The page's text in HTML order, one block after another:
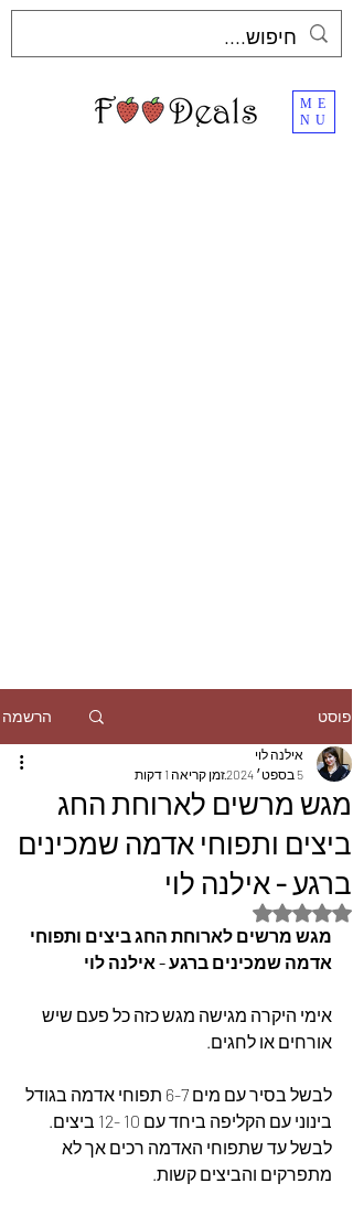
ME
NU
פוסט הרשמה
מגש מרשים לארוחת החג
ביצים ותפוחי אדמה שמכינים
ברגע - אילנה לוי
אילנה לוי
5 בספט׳ 2024
זמן קריאה 1 דקות
דירוג של NaN מתוך 5 כוכבים
מגש מרשים לארוחת החג ביצים ותפוחי
אדמה שמכינים ברגע - אילנה לוי
אימי היקרה מגישה מגש כזה כל פעם שיש
אורחים או לחגים.
לבשל בסיר עם מים 6-7 תפוחי אדמה בגודל
בינוני עם הקליפה ביחד עם 10 -12 ביצים.
לבשל עד שתפוחי האדמה רכים אך לא
מתפרקים והביצים קשות.